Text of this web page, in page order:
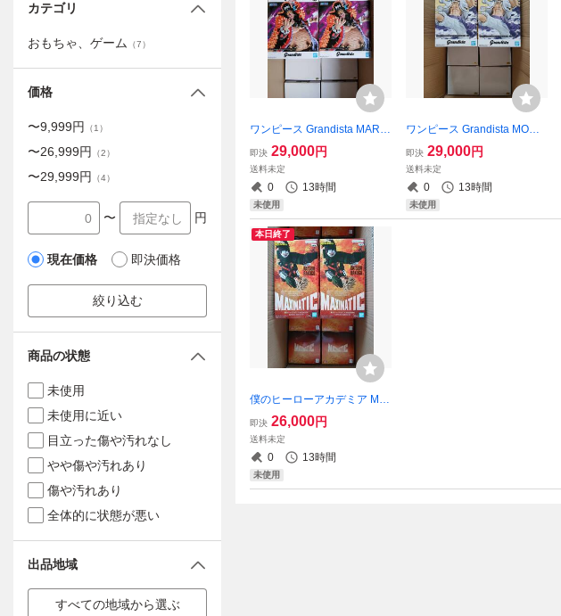
ワンピース Grandista MARS
HALL.D.TEACH 20個
即決 29,000円
送料未定
0 13時間
未使用
ワンピース Grandista MONK
EY.D.LUFFY GEAR5 Ⅲ 20個
即決 29,000円
送料未定
0 13時間
未使用
本日終了
僕のヒーローアカデミア MA
XIMATIC KATSUKI BAKUGO
Ⅲ 20個
即決 26,000円
送料未定
0 13時間
未使用
カテゴリ
おもちゃ、ゲーム （7）
価格
〜9,999円 （1 ）
〜26,999円 （2）
〜29,999円 （4）
〜 円
現在価格 即決価格
絞り込む
商品の状態
未使用
未使用に近い
目立った傷や汚れなし
やや傷や汚れあり
傷や汚れあり
全体的に状態が悪い
出品地域
すべての地域から選ぶ